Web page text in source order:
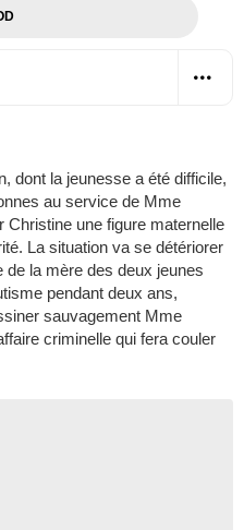
dont la jeunesse a été difficile,
au service de Mme
Christine une figure maternelle
La situation va se détériorer
la mère des deux jeunes
pendant deux ans,
sauvagement Mme
criminelle qui fera couler